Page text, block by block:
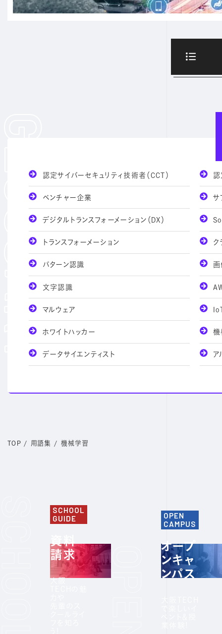
認定サイバーセキュリティ技術者（CCT） 認
ベンチャー企業 サ
デジタルトランスフォーメーション（DX）
トランスフォーメーション ク
パターン認識
文字認識
マルウェア
ホワイトハッカー 機
データサイエンティスト ア
TOP / 用語集 / 機械学習
SCHOOL
GUIDE
資料
請求
大阪
OPEN
CAMPUS
オープ
ンキャ
ンパス
で楽しいイ
ベント＆授
業体験!